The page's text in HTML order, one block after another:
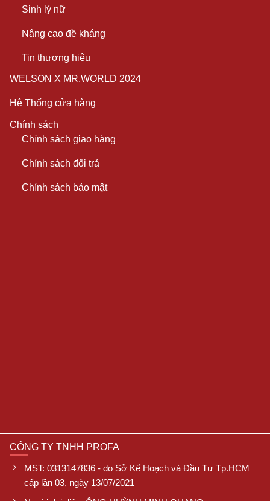
Sinh lý nữ
Nâng cao đề kháng
Tin thương hiệu
WELSON X MR.WORLD 2024
Hệ Thống cửa hàng
Chính sách
Chính sách giao hàng
Chính sách đổi trả
Chính sách bảo mật
CÔNG TY TNHH PROFA
MST: 0313147836 - do Sở Kế Hoạch và Đầu Tư Tp.HCM
cấp lần 03, ngày 13/07/2021